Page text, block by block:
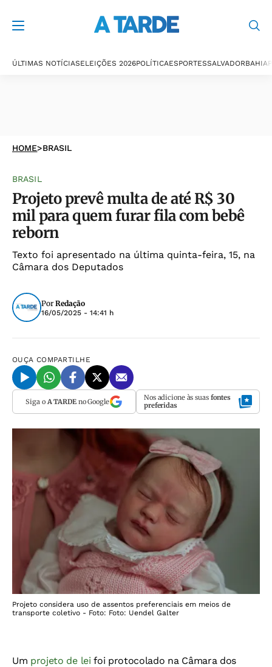
ÚLTIMAS NOTÍCIASELEIÇÕES 2026POLÍTICAESPORTESSALVADORBAHIA
HOME>BRASIL
BRASIL
Projeto prevê multa de até R$ 30
mil para quem furar fila com bebê
reborn
Texto foi apresentado na última quinta-feira, 15, na
Câmara dos Deputados
Por Redação
16/05/2025 - 14:41 h
OUÇA COMPARTILHE
Siga o A TARDEno Google Nos adicione às suas fontes
preferidas
Projeto considera uso de assentos preferenciais em meios de
transporte coletivo - Foto: Foto: Uendel Galter
Um projeto de lei foi protocolado na Câmara dos